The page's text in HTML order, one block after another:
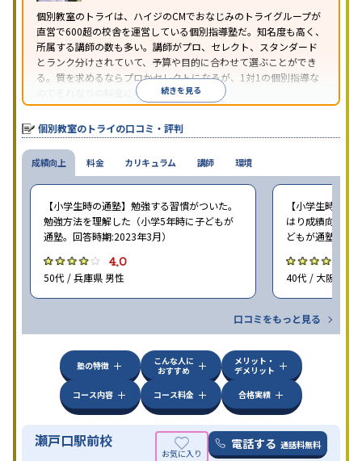
個別教室のトライは、ハイジのCMでおなじみのトライグループが
直営で600超の校舎を運営している個別指導塾だ。知名度も高く、
所属する講師の数も多い。講師がプロ、セレクト、スタンダード
とランク分けされていて、予算や目的に合わせて選ぶことができ
る。質を求めるならプロかセレクトになるが、1対1の個別指導な
のでそれなりの料金になる。続きを見る
個別教室のトライの口コミ・評判
成績向上
【小学生時の通塾】勉強する習慣がついた。
勉強方法を理解した（小学5年時に子どもが
通塾。回答時期:2023年3月）
4.0
50代 / 兵庫県 男性
【小学生時の通
はり成績向上に
どもが通塾。回
40代 / 大阪府 女
口コミをもっと見る
料金 カリキュラム 講師 環境
塾の特徴
こんな人に
おすすめ
メリット・
デメリット
コース内容
コース料金 合格実績
瀬戸口駅前校 電話する 通話料無料